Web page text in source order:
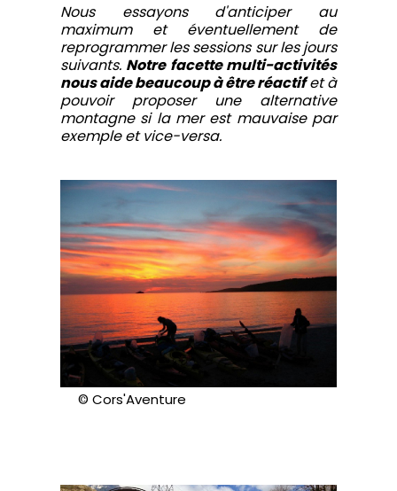
Nous essayons d'anticiper au
maximum et éventuellement de
reprogrammer les sessions sur les jours
suivants. Notre facette multi-activités
nous aide beaucoup à être réactifet à
pouvoir proposer une alternative
montagne si la mer est mauvaise par
exemple et vice-versa.
© Cors'Aventure